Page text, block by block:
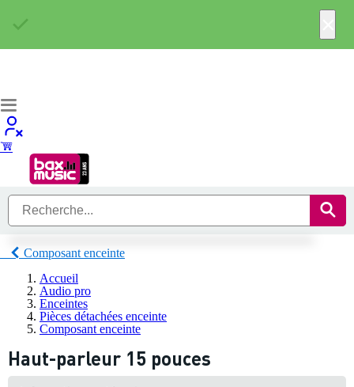
Composant enceinte
Accueil
Audio pro
Enceintes
Pièces détachées enceinte
Composant enceinte
Haut-parleur 15 pouces